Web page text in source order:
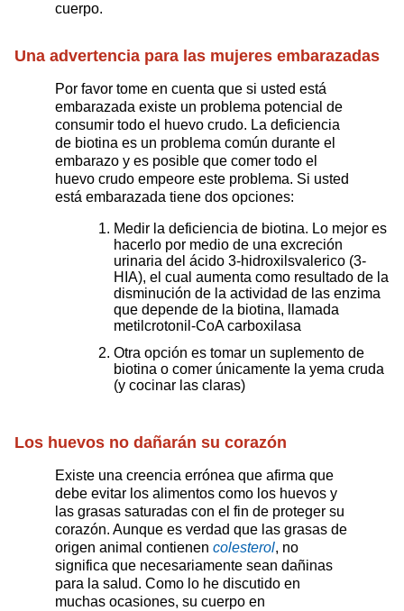
cuerpo.
Una advertencia para las mujeres embarazadas
Por favor tome en cuenta que si usted está
embarazada existe un problema potencial de
consumir todo el huevo crudo. La deficiencia
de biotina es un problema común durante el
embarazo y es posible que comer todo el
huevo crudo empeore este problema. Si usted
está embarazada tiene dos opciones:
Medir la deficiencia de biotina. Lo mejor es
hacerlo por medio de una excreción
urinaria del ácido 3-hidroxilsvalerico (3-
HIA), el cual aumenta como resultado de la
disminución de la actividad de las enzima
que depende de la biotina, llamada
metilcrotonil-CoA carboxilasa
Otra opción es tomar un suplemento de
biotina o comer únicamente la yema cruda
(y cocinar las claras)
Los huevos no dañarán su corazón
Existe una creencia errónea que afirma que
debe evitar los alimentos como los huevos y
las grasas saturadas con el fin de proteger su
corazón. Aunque es verdad que las grasas de
origen animal contienen colesterol, no
significa que necesariamente sean dañinas
para la salud. Como lo he discutido en
muchas ocasiones, su cuerpo en